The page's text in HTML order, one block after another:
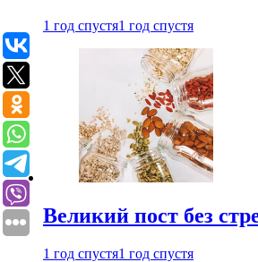
1 год спустя1 год спустя
Великий пост без
1 год спустя1 год спустя